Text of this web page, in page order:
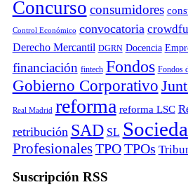
Concurso consumidores
Control Económico convocatoria
Derecho Mercantil DGRN Docencia
financiación fintech Fondos Fondos
Gobierno Corporativo
Real Madrid reforma reforma LSC
retribución SAD SL
Profesionales TPO TPOs
Suscripción RSS